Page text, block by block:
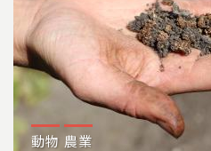
動物 農業